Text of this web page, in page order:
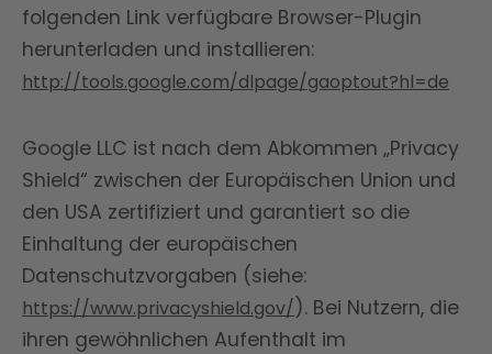
folgenden Link verfügbare Browser-Plugin
herunterladen und installieren:
http://tools.google.com/dlpage/gaoptout?hl=de
Google LLC ist nach dem Abkommen „Privacy
Shield“ zwischen der Europäischen Union und
den USA zertifiziert und garantiert so die
Einhaltung der europäischen
Datenschutzvorgaben (siehe:
https://www.privacyshield.gov/ ). Bei Nutzern, die
ihren gewöhnlichen Aufenthalt im